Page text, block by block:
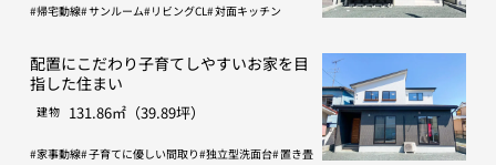
帰宅動線 サンルーム リビングCL 対面キッチン
配置にこだわり子育てしやすいお家を目
指した住まい
建物 131.86㎡（39.89坪）
家事動線 子育てに優しい間取り 独立型洗面台 置き畳